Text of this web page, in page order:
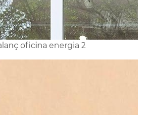
oficina energia 2